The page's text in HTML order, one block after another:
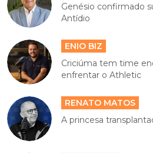
Genésio confirmado
Antídio
ENIO BIZ
Criciúma tem time
enfrentar o Athletic
RENATO MATOS
A princesa